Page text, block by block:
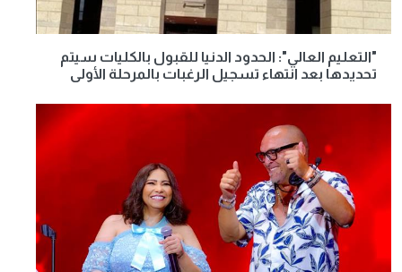
"التعليم العالي": الحدود الدنيا للقبول بالكليات سيتم
تحديدها بعد انتهاء تسجيل الرغبات بالمرحلة الأولى